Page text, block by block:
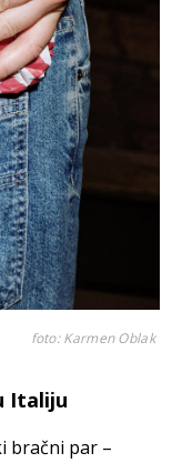
foto: Karmen Oblak
Italiju
bračni par –